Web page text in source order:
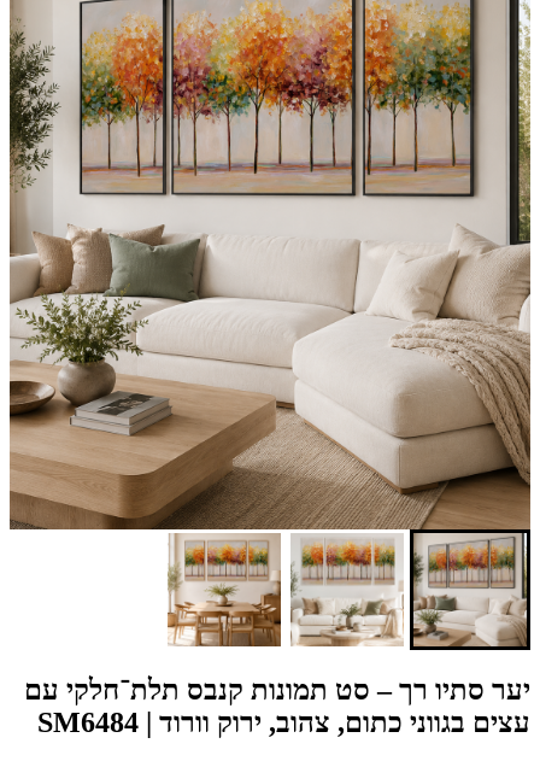
יער סתיו רך – סט תמונות קנבס תלת־חלקי עם
עצים בגווני כתום, צהוב, ירוק וורוד | SM6484